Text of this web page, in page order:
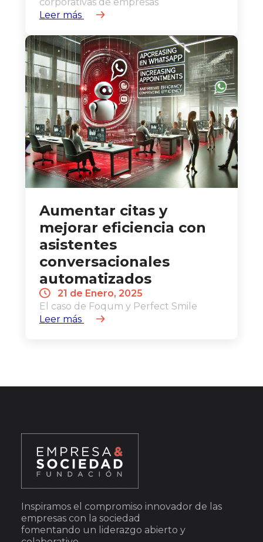
Leer más
Aumentar citas y
mejorar eficiencia con
asistentes
conversacionales
automatizados
21 de Enero, 2025
El caso de Foqum y Perfect Smile
Leer más
Inspiramos el compromiso innovador de las
empresas con la sociedad
fomentando un liderazgo abierto y